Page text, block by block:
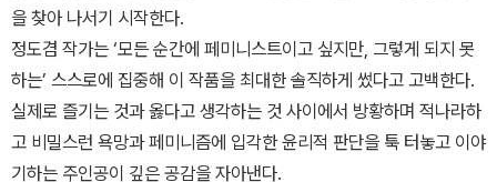
을 찾아 나서기 시작한다.
정도겸 작가는 ‘모든 순간에 페미니스트이고 싶지만, 그렇게 되지 못
하는’ 스스로에 집중해 이 작품을 최대한 솔직하게 썼다고 고백한다.
실제로 즐기는 것과 옳다고 생각하는 것 사이에서 방황하며 적나라하
고 비밀스런 욕망과 페미니즘에 입각한 윤리적 판단을 툭 터놓고 이야
기하는 주인공이 깊은 공감을 자아낸다.